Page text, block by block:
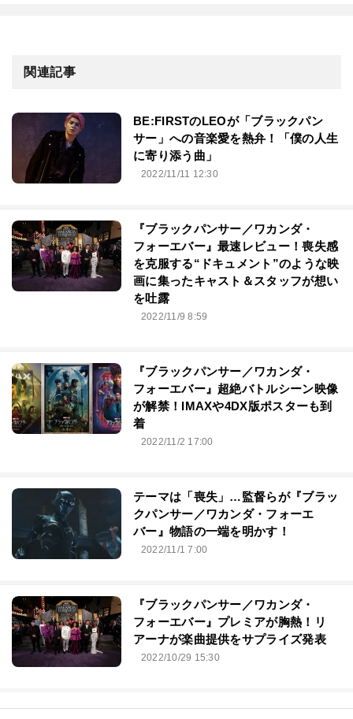
関連記事
BE:FIRSTのLEOが「ブラックパン
サー」への音楽愛を熱弁！「僕の人生
に寄り添う曲」
2022/11/11 12:30
『ブラックパンサー／ワカンダ・
フォーエバー』最速レビュー！喪失感
を克服する“ドキュメント”のような映
画に集ったキャスト＆スタッフが想い
を吐露
2022/11/9 8:59
『ブラックパンサー／ワカンダ・
フォーエバー』超絶バトルシーン映像
が解禁！IMAXや4DX版ポスターも到
着
2022/11/2 17:00
テーマは「喪失」…監督らが『ブラッ
クパンサー／ワカンダ・フォーエ
バー』物語の一端を明かす！
2022/11/1 7:00
『ブラックパンサー／ワカンダ・
フォーエバー』プレミアが胸熱！リ
アーナが楽曲提供をサプライズ発表
2022/10/29 15:30